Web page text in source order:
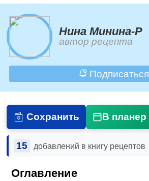
Нина Минина-Р
автор рецепта
Подписаться
Сохранить В планер
15 добавлений в книгу рецептов
Оглавление